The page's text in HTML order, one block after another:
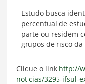
Estudo busca
percentual de
parte ou residem
grupos de risco da
Clique o link http://
noticias/3295-ifsul-